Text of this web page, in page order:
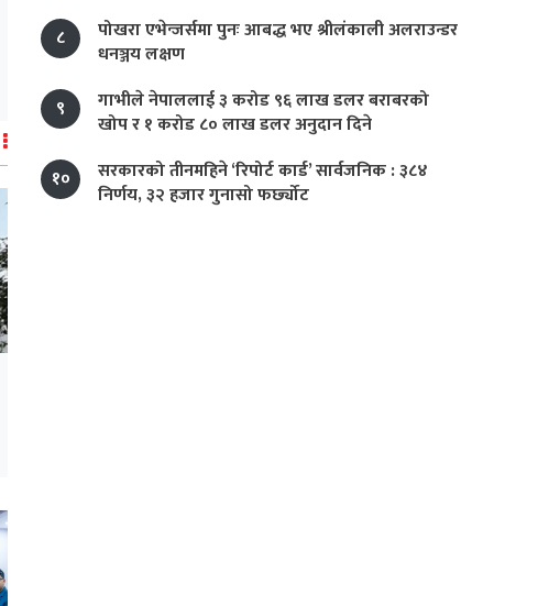
८
पोखरा एभेन्जर्समा पुनः आबद्ध भए श्रीलंकाली अलराउन्डर
धनञ्जय लक्षण
९
गाभीले नेपाललाई ३ करोड ९६ लाख डलर बराबरको
खोप र १ करोड ८० लाख डलर अनुदान दिने
१०
सरकारको तीनमहिने ‘रिपोर्ट कार्ड’ सार्वजनिक : ३८४
निर्णय, ३२ हजार गुनासो फर्छ्योट